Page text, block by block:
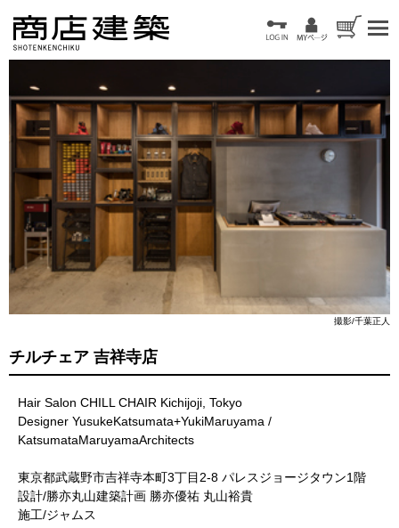
撮影/千葉正人
チルチェア 吉祥寺店
Hair Salon CHILL CHAIR Kichijoji, Tokyo
Designer YusukeKatsumata+YukiMaruyama /
KatsumataMaruyamaArchitects
東京都武蔵野市吉祥寺本町3丁目2-8 パレスジョージタウン1階
設計/勝亦丸山建築計画 勝亦優祐 丸山裕貴
施工/ジャムス